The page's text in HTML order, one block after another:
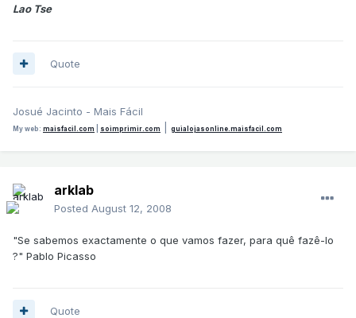
Lao Tse
Quote
Josué Jacinto - Mais Fácil
My web: maisfacil.com soimprimir.com guialojasonline.maisfacil.com
arklab
Posted August 12, 2008
"Se sabemos exactamente o que vamos fazer, para quê fazê-lo
?" Pablo Picasso
Quote